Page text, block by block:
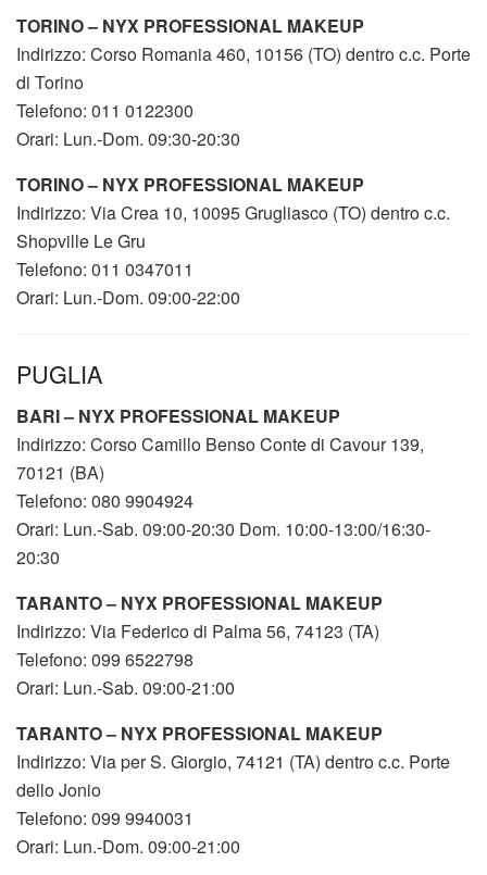
TORINO – NYX PROFESSIONAL MAKEUP
Indirizzo: Corso Romania 460, 10156 (TO) dentro c.c. Porte
di Torino
Telefono: 011 0122300
Orari: Lun.-Dom. 09:30-20:30
TORINO – NYX PROFESSIONAL MAKEUP
Indirizzo: Via Crea 10, 10095 Grugliasco (TO) dentro c.c.
Shopville Le Gru
Telefono: 011 0347011
Orari: Lun.-Dom. 09:00-22:00
PUGLIA
BARI – NYX PROFESSIONAL MAKEUP
Indirizzo: Corso Camillo Benso Conte di Cavour 139,
70121 (BA)
Telefono: 080 9904924
Orari: Lun.-Sab. 09:00-20:30 Dom. 10:00-13:00/16:30-
20:30
TARANTO – NYX PROFESSIONAL MAKEUP
Indirizzo: Via Federico di Palma 56, 74123 (TA)
Telefono: 099 6522798
Orari: Lun.-Sab. 09:00-21:00
TARANTO – NYX PROFESSIONAL MAKEUP
Indirizzo: Via per S. Giorgio, 74121 (TA) dentro c.c. Porte
dello Jonio
Telefono: 099 9940031
Orari: Lun.-Dom. 09:00-21:00